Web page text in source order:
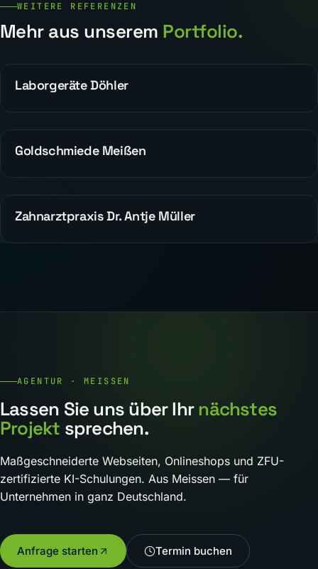
WEITERE REFERENZEN
Mehr aus unserem Portfolio.
WEBDESIGN
Laborgeräte Döhler
WEBDESIGN
Goldschmiede Meißen
REFERENZEN
Zahnarztpraxis Dr. Antje Müller
AGENTUR · MEISSEN
Lassen Sie uns über Ihr nächstes
Projekt sprechen.
Maßgeschneiderte Webseiten, Onlineshops und ZFU-
zertifizierte KI-Schulungen. Aus Meissen — für
Unternehmen in ganz Deutschland.
Anfrage starten Termin buchen